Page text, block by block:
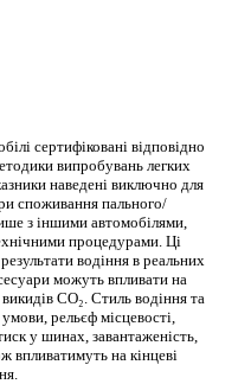
сертифіковані відповідно
випробувань легких
наведені виключно для
споживання пального/
з іншими автомобілями,
процедурами. Ці
водіння в реальних
можуть впливати на
CO₂. Стиль водіння та
рельєф місцевості,
у шинах, завантаженість,
впливатимуть на кінцеві